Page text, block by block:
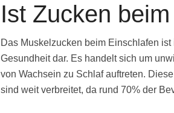
Ist Zucken
Das Muskelzucken beim Einschlafen
Gesundheit dar. Es handelt sich um
von Wachsein zu Schlaf auftreten.
sind weit verbreitet, da rund 70% der